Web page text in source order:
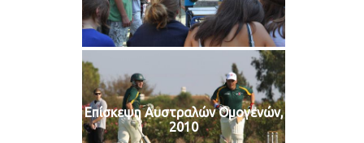
Επίσκεψη Αυστραλών Ομογενών,
2010